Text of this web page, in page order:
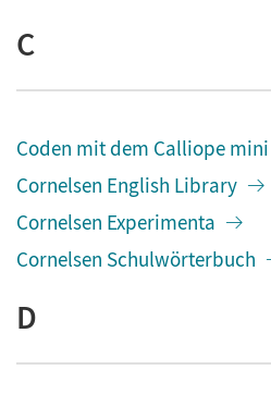
C
Coden mit dem Calliope mini
Cornelsen English Library
Cornelsen Experimenta
Cornelsen Schulwörterbuch
D